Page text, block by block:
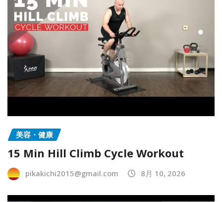
美容・健康
15 Min Hill Climb Cycle Workout
pikakichi2015@gmail.com 8月 10, 2026